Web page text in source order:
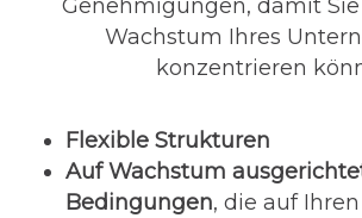
Genehmigungen, damit
Wachstum Ihres
konzentrieren
Flexible Strukturen
Auf Wachstum
Bedingungen, die auf Ihren